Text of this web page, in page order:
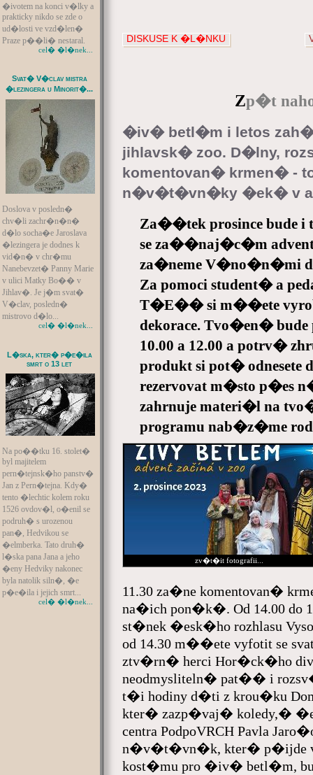
�ivotem na konci v�lky a
prakticky nikdo se zde o
ud�losti ve vzd�len�
Praze p��li� nestaral.
cel� �l�nek...
Svat� V�clav mistra
�lezingera u Minorit�...
Doslova v posledn�
chv�li zachr�n�n�
d�lo socha�e Jaroslava
�lezingera je dodnes k
vid�n� v chr�mu
Nanebevzet� Panny Marie
v ulici Matky Bo�� v
Jihlav�. Je j�m svat�
V�clav, posledn�
mistrovo d�lo...
cel� �l�nek...
L�ska, kter� p�e�ila
smrt o 13 let
Na po��tku 16. stolet�
byl majitelem
pern�tejnsk�ho panstv�
Jan z Pern�tejna. Kdy�
tento �lechtic kolem roku
1526 ovdov�l, o�enil se
podruh� s urozenou
pan�, Hedvikou se
�elmberka. Tato druh�
l�ska pana Jana a jeho
�eny Hedviky nakonec
byla natolik siln�, �e
p�e�ila i jejich smrt...
cel� �l�nek...
DISKUSE K �L�NKU
Zp�t
�iv� betl�m i letos
jihlavsk� zoo. D�lny,
komentovan� krmen� -
n�v�t�vn�ky �ek� v
Za��tek prosince bude i
se za��naj�c�m
za�neme V�no�n�mi
Za pomoci student� a
T�E�� si m��ete
dekorace. Tvo�en�
10.00 a 12.00 a potrv�
produkt si pot�
rezervovat m�sto p�es
zahrnuje materi�l na
programu nab�z�me
zv�t�it fotografii...
11.30 za�ne komentovan�
na�ich pon�k�. Od 14.00 do
st�nek �esk�ho rozhlasu
od 14.30 m��ete vyfotit se
ztv�rn� herci Hor�ck�ho
neodmysliteln� pat�� i
t�i hodiny d�ti z krou�ku
kter� zazp�vaj� koledy,�
centra PodpoVRCH Pavla
n�v�t�vn�k, kter� p�ijde
kost�mu pro �iv� betl�m,